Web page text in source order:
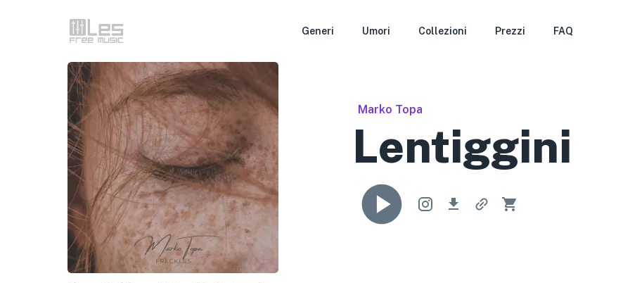
Generi Umori Collezioni Prezzi FAQ
Marko Topa
Lentiggini